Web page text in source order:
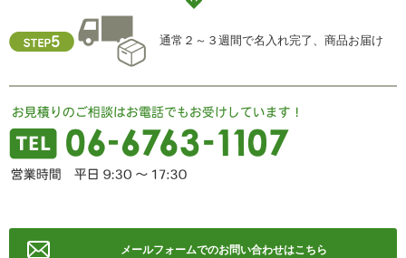
FAX ： 06-6763-0829
通常２～３週間で名入れ完了、商品お届け
メールフォームでのお問い合わせはこちら